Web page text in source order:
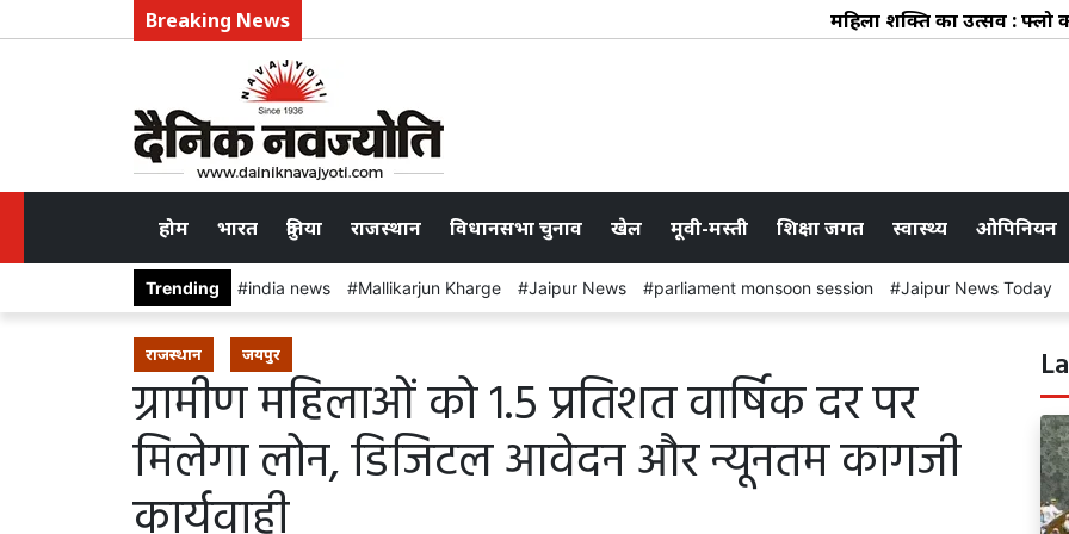
Breaking News महिला शक्ति का उत्सव : फ्लो
होम भारत दुनिया राजस्थान विधानसभा चुनाव खेल मूवी-मस्ती शिक्षा जगत स्वास्थ्य ओपिनियन
Trending india news Mallikarjun Kharge Jaipur News parliament monsoon session Jaipur News Today
राजस्थान जयपुर
ग्रामीण महिलाओं को 1.5 प्रतिशत वार्षिक दर पर
मिलेगा लोन, डिजिटल आवेदन और न्यूनतम कागजी